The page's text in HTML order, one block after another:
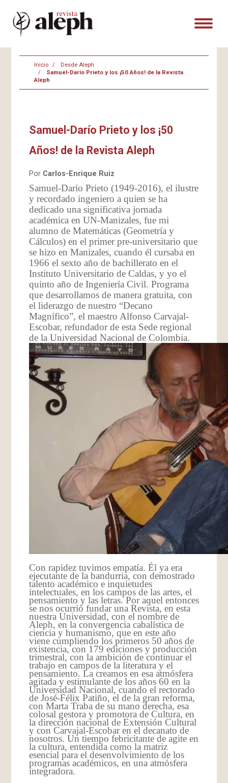
Inicio
Desde Aleph
Samuel-Darío Prieto y los ¡50 Años! de la Revista
Aleph
Samuel-Darío Prieto y los ¡50
Años! de la Revista Aleph
Por Carlos-Enrique Ruiz
Samuel-Darío Prieto (1949-2016), el ilustre
y recordado ingeniero a quien se ha
dedicado una significativa jornada
académica en UN-Manizales, fue mi
alumno de Matemáticas (Geometría y
Cálculos) en el primer pre-universitario que
se hizo en Manizales, cuando él cursaba en
1966 el sexto año de bachillerato en el
Instituto Universitario de Caldas, y yo el
quinto año de Ingeniería Civil. Programa
que desarrollamos de manera gratuita, con
el liderazgo de nuestro “Decano
Magnífico”, el maestro Alfonso Carvajal-
Escobar, refundador de esta Sede regional
de la Universidad Nacional de Colombia.
Con rapidez tuvimos empatía. Él ya era
ejecutante de la bandurria, con demostrado
talento académico e inquietudes
intelectuales, en los campos de las artes, el
pensamiento y las letras. Por aquel entonces
se nos ocurrió fundar una Revista, en esta
nuestra Universidad, con el nombre de
Aleph, en la convergencia cabalística de
ciencia y humanismo, que en este año
viene cumpliendo los primeros 50 años de
existencia, con 179 ediciones y producción
trimestral, con la ambición de continuar el
trabajo en campos de la literatura y el
pensamiento. La creamos en esa atmósfera
agitada y estimulante de los años 60 en la
Universidad Nacional, cuando el rectorado
de José-Félix Patiño, el de la gran reforma,
con Marta Traba de su mano derecha, esa
colosal gestora y promotora de Cultura, en
la dirección nacional de Extensión Cultural
y con Carvajal-Escobar en el decanato de
nosotros. Un tiempo febricitante de agite en
la cultura, entendida como la matriz
esencial para el desenvolvimiento de los
programas académicos, en una atmósfera
integradora.